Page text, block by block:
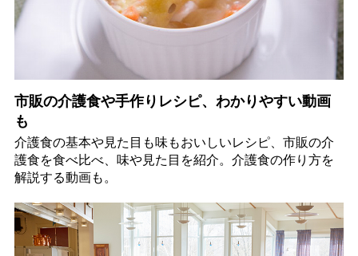
市販の介護食や手作りレシピ、わかりやすい動画
も
介護食の基本や見た目も味もおいしいレシピ、市販の介
護食を食べ比べ、味や見た目を紹介。介護食の作り方を
解説する動画も。